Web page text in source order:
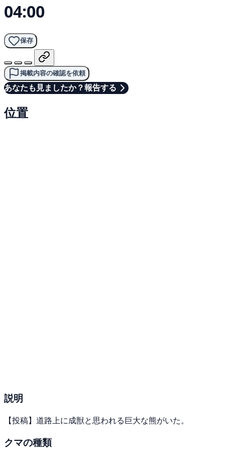
04:00
保存
掲載内容の確認を依頼
あなたも見ましたか？報告する
位置
説明
【投稿】道路上に成獣と思われる巨大な熊がいた。
クマの種類